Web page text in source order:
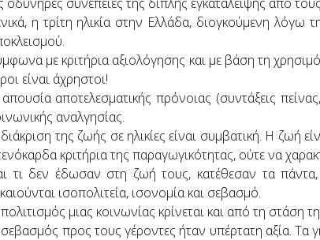
η τρίτη ηλικία στην Ελλάδα, διογκούμενη λόγω
με κριτήρια αξιολόγησης και με βάση τη
είναι άχρηστοι!
αποτελεσματικής πρόνοιας (συντάξεις
αναλγησίας.
της ζωής σε ηλικίες είναι συμβατική. Η ζωή
κριτήρια της παραγωγικότητας, ούτε να
τι δεν έδωσαν στη ζωή τους, κατέθεσαν τα
ισοπολιτεία, ισονομία και σεβασμό.
μιας κοινωνίας κρίνεται και από τη στάση
προς τους γέροντες ήταν υπέρτατη αξία. Τα